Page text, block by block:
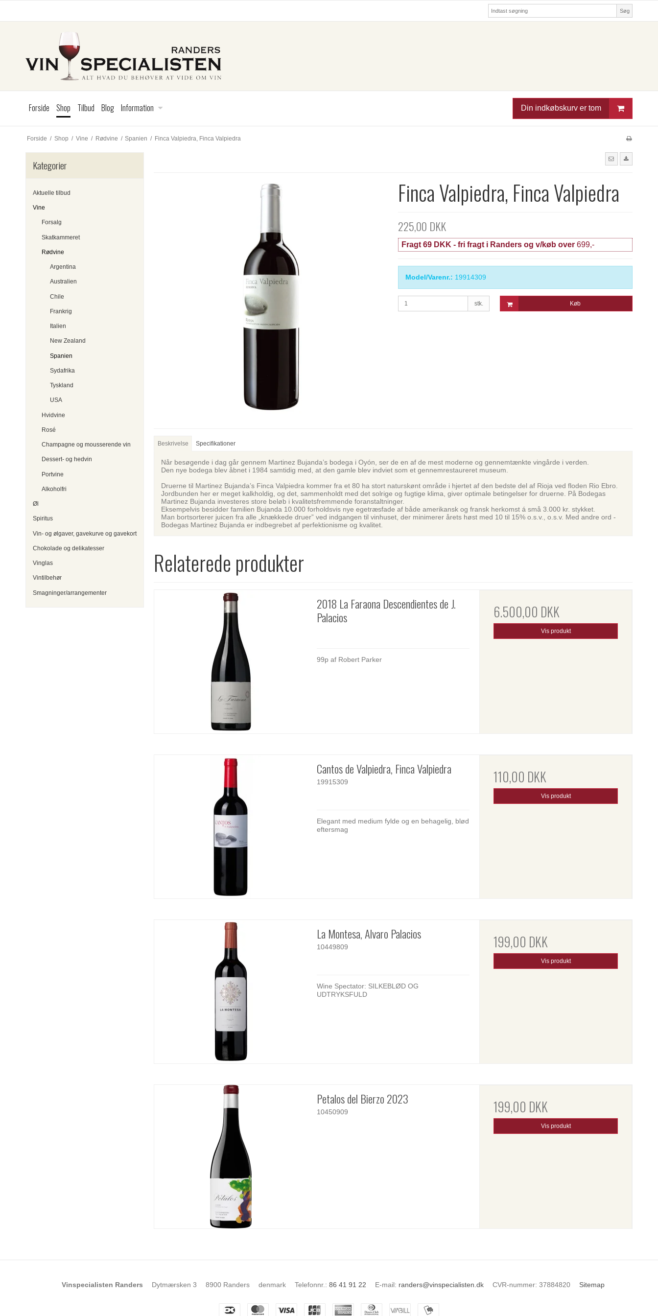
Søg
Forside Shop Tilbud Blog Information Din indkøbskurv er tom
Forside / Shop / Vine / Rødvine / Spanien / Finca Valpiedra, Finca Valpiedra
Kategorier
Aktuelle tilbud
Vine
Forsalg
Skatkammeret
Rødvine
Argentina
Australien
Chile
Frankrig
Italien
New Zealand
Spanien
Sydafrika
Tyskland
USA
Hvidvine
Rosé
Champagne og mousserende vin
Dessert- og hedvin
Portvine
Alkoholfri
Øl
Spiritus
Vin- og ølgaver, gavekurve og gavekort
Chokolade og delikatesser
Vinglas
Vintilbehør
Smagninger/arrangementer
Finca Valpiedra, Finca Valpiedra
225,00 DKK
Fragt 69 DKK - fri fragt i Randers og v/køb over 699,-
Model/Varenr.: 19914309
stk. Køb
Beskrivelse Specifikationer
Når besøgende i dag går gennem Martinez Bujanda’s bodega i Oyón, ser de en af de mest moderne og gennemtænkte vingårde i verden.
Den nye bodega blev åbnet i 1984 samtidig med, at den gamle blev indviet som et gennemrestaureret museum.
Druerne til Martinez Bujanda’s Finca Valpiedra kommer fra et 80 ha stort naturskønt område i hjertet af den bedste del af Rioja ved floden Rio Ebro.
Jordbunden her er meget kalkholdig, og det, sammenholdt med det solrige og fugtige klima, giver optimale betingelser for druerne. På Bodegas
Martinez Bujanda investeres store beløb i kvalitetsfremmende foranstaltninger.
Eksempelvis besidder familien Bujanda 10.000 forholdsvis nye egetræsfade af både amerikansk og fransk herkomst á små 3.000 kr. stykket.
Man bortsorterer juicen fra alle „knækkede druer” ved indgangen til vinhuset, der minimerer årets høst med 10 til 15% o.s.v., o.s.v. Med andre ord -
Bodegas Martinez Bujanda er indbegrebet af perfektionisme og kvalitet.
Relaterede produkter
2018 La Faraona Descendientes de J.
Palacios
99p af Robert Parker
6.500,00 DKK
Vis produkt
Cantos de Valpiedra, Finca Valpiedra
19915309
Elegant med medium fylde og en behagelig, blød
eftersmag
110,00 DKK
Vis produkt
La Montesa, Alvaro Palacios
10449809
Wine Spectator: SILKEBLØD OG
UDTRYKSFULD
199,00 DKK
Vis produkt
Petalos del Bierzo 2023
10450909 199,00 DKK
Vis produkt
Vinspecialisten Randers Dytmærsken 3 8900 Randers denmark Telefonnr.: 86 41 91 22 E-mail: randers@vinspecialisten.dk CVR-nummer: 37884820 Sitemap